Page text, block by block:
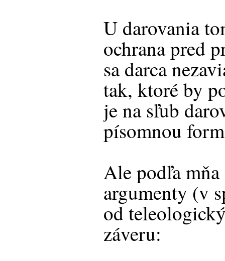
U darovania
ochrana pred
sa darca
tak, ktoré by
je na sľub
písomnou
Ale podľa
argumenty (v
od
záveru: